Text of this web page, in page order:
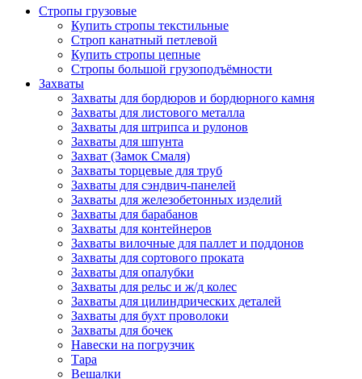
Стропы грузовые
Купить стропы текстильные
Строп канатный петлевой
Купить стропы цепные
Стропы большой грузоподъёмности
Захваты
Захваты для бордюров и бордюрного камня
Захваты для листового металла
Захваты для штрипса и рулонов
Захваты для шпунта
Захват (Замок Смаля)
Захваты торцевые для труб
Захваты для сэндвич-панелей
Захваты для железобетонных изделий
Захваты для барабанов
Захваты для контейнеров
Захваты вилочные для паллет и поддонов
Захваты для сортового проката
Захваты для опалубки
Захваты для рельс и ж/д колес
Захваты для цилиндрических деталей
Захваты для бухт проволоки
Захваты для бочек
Навески на погрузчик
Тара
Вешалки